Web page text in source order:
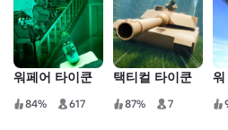
워페어 타이쿤
84% 617
택티컬 타이쿤
87% 7
워